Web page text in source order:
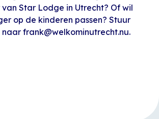
Star Lodge in Utrecht? Of wil
op de kinderen passen? Stuur
frank@welkominutrecht.nu.